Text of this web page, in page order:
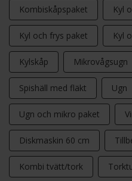
Kombiskåpspaket Kyl
Kyl och frys paket Kyl
Kylskåp Mikrovågsugn
Spishäll med fläkt Ugn
Ugn och mikro paket
Diskmaskin 60 cm
Kombi tvätt/tork